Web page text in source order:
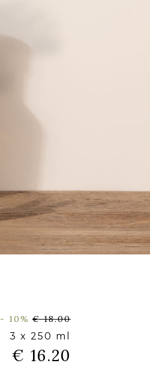
- 10% € 18.00
3 x 250 ml
€ 16.20